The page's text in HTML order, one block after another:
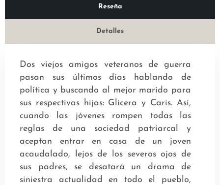
Reseña
Detalles
Dos viejos amigos veteranos de guerra
pasan sus últimos días hablando de
política y buscando al mejor marido para
sus respectivas hijas: Glicera y Caris. Así,
cuando las jóvenes rompen todas las
reglas de una sociedad patriarcal y
aceptan entrar en casa de un joven
acaudalado, lejos de los severos ojos de
sus padres, se desatará un drama de
siniestra actualidad en todo el pueblo,